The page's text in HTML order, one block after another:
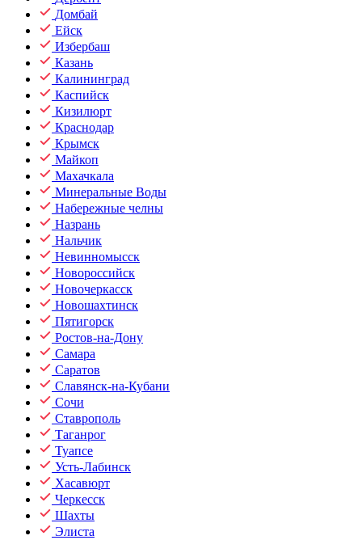
Домбай
Ейск
Избербаш
Казань
Калининград
Каспийск
Кизилюрт
Краснодар
Крымск
Майкоп
Махачкала
Минеральные Воды
Набережные челны
Назрань
Нальчик
Невинномысск
Новороссийск
Новочеркасск
Новошахтинск
Пятигорск
Ростов-на-Дону
Самара
Саратов
Славянск-на-Кубани
Сочи
Ставрополь
Таганрог
Туапсе
Усть-Лабинск
Хасавюрт
Черкесск
Шахты
Элиста